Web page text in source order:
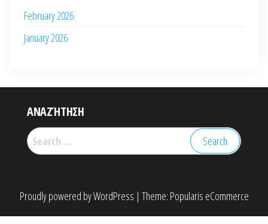
February 2026
January 2026
ΑΝΑΖΉΤΗΣΗ
Search
for:
Proudly powered byWordPress | Theme: Popularis eCommerce